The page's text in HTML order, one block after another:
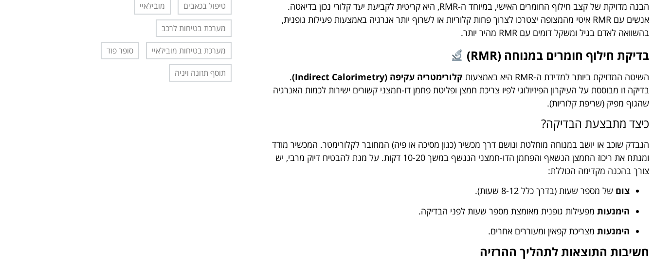
הבנה מדויקת של קצב חילוף החומרים האישי, במיוחד ה-RMR, היא קריטית לקביעת יעד קלורי נכון בדיאטה.
אנשים עם RMR איטי מהמצופה יצטרכו לצרוך פחות קלוריות או לשרוף יותר אנרגיה באמצעות פעילות גופנית,
בהשוואה לאדם בגיל ומשקל דומים עם RMR מהיר יותר.
בדיקת חילוף חומרים במנוחה (RMR)
השיטה המדויקת ביותר למדידת ה-RMR היא באמצעות קלורימטריה עקיפה (Indirect Calorimetry)
.
בדיקה זו מבוססת על העיקרון הפיזיולוגי לפיו צריכת חמצן ופליטת פחמן דו-חמצני קשורים ישירות לכמות האנרגיה
שהגוף מפיק (שריפת קלוריות).
כיצד מתבצעת הבדיקה?
הנבדק שוכב או יושב במנוחה מוחלטת ונושם דרך מכשיר (כגון מסיכה או פיה) המחובר לקלורימטר. המכשיר מודד
ומנתח את ריכוז החמצן הנשאף והפחמן הדו-חמצני הננשף במשך 10-20 דקות. על מנת להבטיח דיוק מרבי, יש
צורך בהכנה מקדימה הכוללת:
צום של מספר שעות (בדרך כלל 8-12 שעות).
הימנעות מפעילות גופנית מאומצת מספר שעות לפני הבדיקה.
הימנעות מצריכת קפאין ומעוררים אחרים.
חשיבות התוצאות לתהליך ההרזיה
טיפול בכאבים מובילאיי
מערכת בטיחות לרכב
מערכת בטיחות מובילאיי סופר פוד
תוסף תזונה ויניה